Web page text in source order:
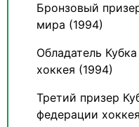
Бронзовый
мира (1994)
Обладатель
хоккея (1994)
Третий призер
федерации